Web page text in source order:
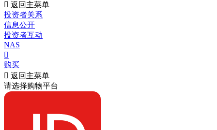
 返回主菜单
投资者关系
信息公开
投资者互动
NAS

购买
 返回主菜单
请选择购物平台